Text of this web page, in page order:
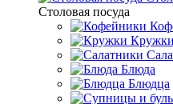
Столовая посуда
Кружки
Блюда
Блюдца